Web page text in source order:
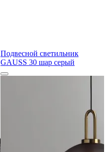
Подвесной светильник
GAUSS 30 шар серый